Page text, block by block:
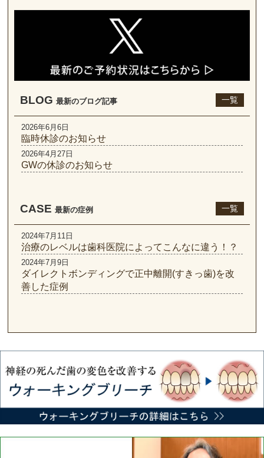
BLOG 最新のブログ記事 一覧
2026年6月6日
臨時休診のお知らせ
2026年4月27日
GWの休診のお知らせ
CASE 最新の症例 一覧
2024年7月11日
治療のレベルは歯科医院によってこんなに違う！？
2024年7月9日
ダイレクトボンディングで正中離開(すきっ歯)を改
善した症例